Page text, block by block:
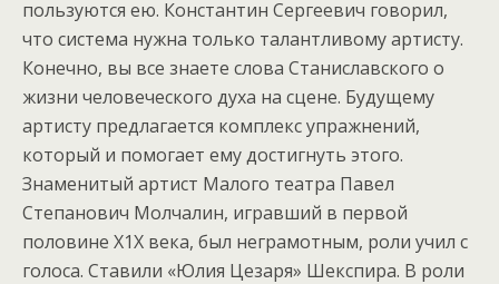
пользуются ею. Константин Сергеевич говорил,
что система нужна только талантливому артисту.
Конечно, вы все знаете слова Станиславского о
жизни человеческого духа на сцене. Будущему
артисту предлагается комплекс упражнений,
который и помогает ему достигнуть этого.
Знаменитый артист Малого театра Павел
Степанович Молчалин, игравший в первой
половине Х1Х века, был неграмотным, роли учил с
голоса. Ставили «Юлия Цезаря» Шекспира. В роли